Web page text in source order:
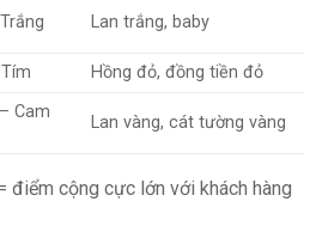
Lan trắng, baby
Hồng đỏ, đồng tiền đỏ
Cam
Lan vàng, cát tường vàng
điểm cộng cực lớn với khách hàng